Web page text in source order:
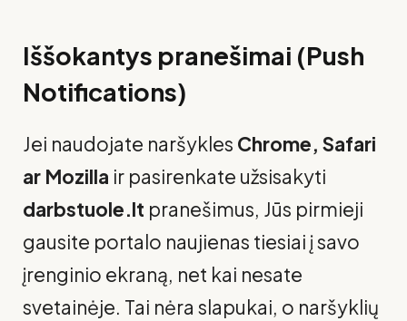
Iššokantys pranešimai (Push
Notifications)
Jei naudojate naršykles Chrome, Safari
ar Mozilla ir pasirenkate užsisakyti
darbstuole.lt pranešimus, Jūs pirmieji
gausite portalo naujienas tiesiai į savo
įrenginio ekraną, net kai nesate
svetainėje. Tai nėra slapukai, o naršyklių